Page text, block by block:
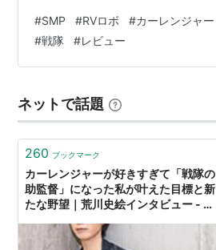
#SMP #RVロボ #カーレンジャー
#戦隊 #レビュー
ネットで話題
260 ブックマーク
カーレンジャーが好きすぎて「戦隊の
助監督」になった私が叶えた目標と新
たな野望｜荒川史絵インタビュー - り